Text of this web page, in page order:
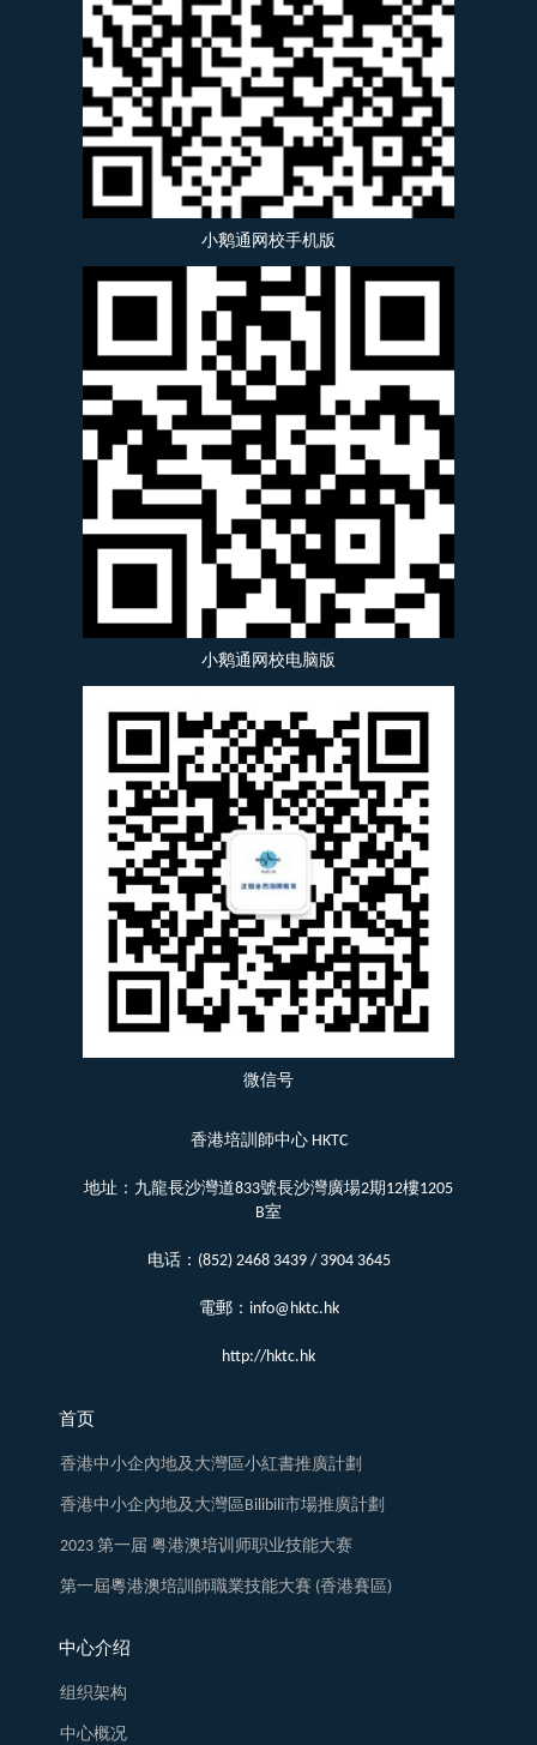
小鹅通网校手机版
小鹅通网校电脑版
微信号
香港培訓師中心 HKTC
地址：九龍長沙灣道833號長沙灣廣場2期12樓1205
B室
电话：(852) 2468 3439 / 3904 3645
電郵：info@hktc.hk
http://hktc.hk
首页
香港中小企內地及大灣區小紅書推廣計劃
香港中小企內地及大灣區Bilibili市場推廣計劃
2023 第一届 粤港澳培训师职业技能大赛
第一屆粵港澳培訓師職業技能大賽 (香港賽區)
中心介绍
组织架构
中心概况